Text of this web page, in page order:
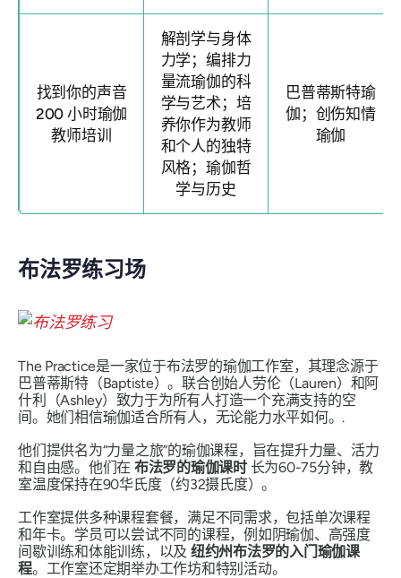
找到你的声音
200 小时瑜伽
教师培训
解剖学与身体
力学；编排力
量流瑜伽的科
学与艺术；培
养你作为教师
和个人的独特
风格；瑜伽哲
学与历史
巴普蒂斯特瑜
伽；创伤知情
瑜伽
布法罗练习场
The Practice是一家位于布法罗的瑜伽工作室，其理念源于
巴普蒂斯特（Baptiste）。联合创始人劳伦（Lauren）和阿
什利（Ashley）致力于为所有人打造一个充满支持的空
间。她们相信瑜伽适合所有人，无论能力水平如何。.
他们提供名为“力量之旅”的瑜伽课程，旨在提升力量、活力
和自由感。他们在 布法罗的瑜伽课时长为60-75分钟，教
室温度保持在90华氏度（约32摄氏度）。
工作室提供多种课程套餐，满足不同需求，包括单次课程
和年卡。学员可以尝试不同的课程，例如阴瑜伽、高强度
间歇训练和体能训练，以及 纽约州布法罗的入门瑜伽课
程。工作室还定期举办工作坊和特别活动。